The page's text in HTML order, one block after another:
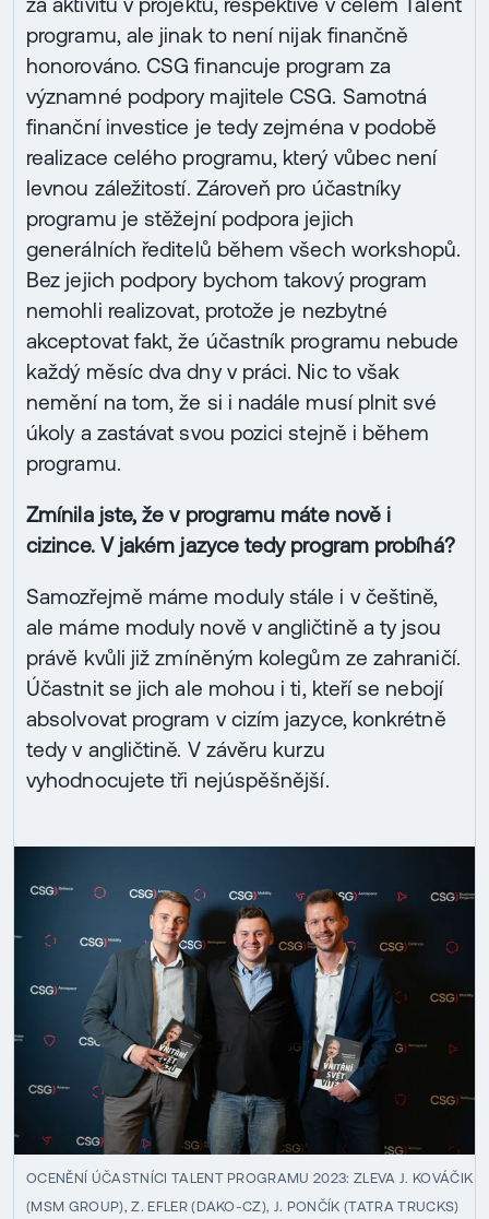
programu, ale jinak to není nijak finančně
honorováno. CSG financuje program za
významné podpory majitele CSG. Samotná
finanční investice je tedy zejména v podobě
realizace celého programu, který vůbec není
levnou záležitostí. Zároveň pro účastníky
programu je stěžejní podpora jejich
generálních ředitelů během všech workshopů.
Bez jejich podpory bychom takový program
nemohli realizovat, protože je nezbytné
akceptovat fakt, že účastník programu nebude
každý měsíc dva dny v práci. Nic to však
nemění na tom, že si i nadále musí plnit své
úkoly a zastávat svou pozici stejně i během
programu.
Zmínila jste, že v programu máte nově i
cizince. V jakém jazyce tedy program probíhá?
Samozřejmě máme moduly stále i v češtině,
ale máme moduly nově v angličtině a ty jsou
právě kvůli již zmíněným kolegům ze zahraničí.
Účastnit se jich ale mohou i ti, kteří se nebojí
absolvovat program v cizím jazyce, konkrétně
tedy v angličtině. V závěru kurzu
vyhodnocujete tři nejúspěšnější.
OCENĚNÍ ÚČASTNÍCI TALENT PROGRAMU 2023: ZLEVA J. KOVÁČIK
(MSM GROUP), Z. EFLER (DAKO-CZ), J. PONČÍK (TATRA TRUCKS)